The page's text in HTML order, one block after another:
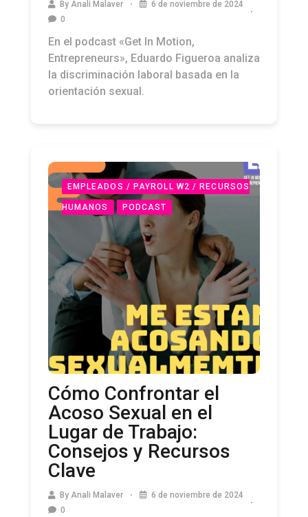
0
Entrepreneurs», Eduardo Figueroa analiza
la discriminación laboral basada en la
orientación sexual.
EMPLEADOS / PAYROLL W2 / RECURSOS
HUMANOS PODCAST
Cómo Confrontar el
Acoso Sexual en el
Lugar de Trabajo:
Consejos y Recursos
Clave
0